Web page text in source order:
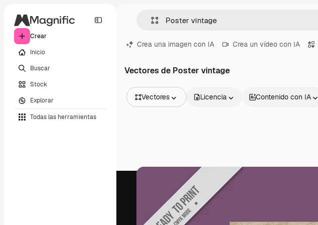
Crear
Inicio
Buscar
Stock
Explorar
Todas las herramientas
Crea una imagen con IA Crea un vídeo con IA
Vectores de Poster vintage
Vectores
Vídeos
Motion graphics
Plantillas de vídeos
Modelos 3D
Fuentes
Licencia Contenido con IA